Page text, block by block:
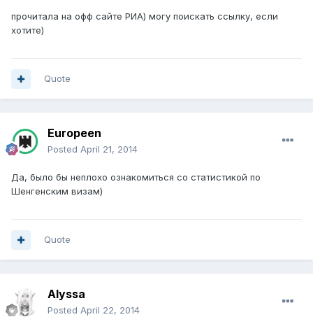
прочитала на офф сайте РИА) могу поискать ссылку, если
хотите)
Quote
Europeen
Posted April 21, 2014
Да, было бы неплохо ознакомиться со статистикой по
Шенгенским визам)
Quote
Alyssa
Posted April 22, 2014